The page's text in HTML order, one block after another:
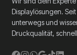
Displaylösungen.
unterwegs und
Druckqualität,